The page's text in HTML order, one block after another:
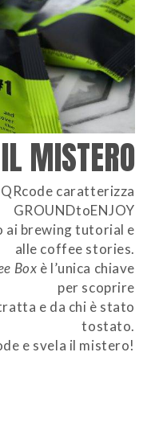
MISTERO
caratterizza
GROUNDtoENJOY
ai brewing tutorial e
alle coffee stories.
Box è l’unica chiave
per scoprire
e da chi è stato
tostato.
e svela il mistero!